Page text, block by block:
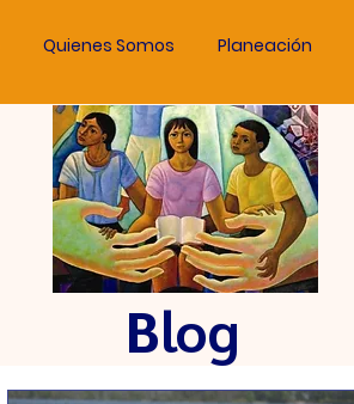
Quienes Somos Planeación
Blog